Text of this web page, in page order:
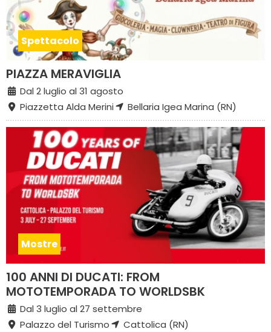
Spettacolo
PIAZZA MERAVIGLIA
Dal 2 luglio al 31 agosto
Piazzetta Alda Merini
Bellaria Igea Marina (RN)
Mostre
100 ANNI DI DUCATI: FROM
MOTOTEMPORADA TO WORLDSBK
Dal 3 luglio al 27 settembre
Palazzo del Turismo
Cattolica (RN)